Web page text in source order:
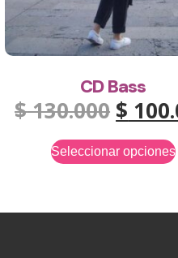
CD Bass
$130.000 $
Seleccionar opciones